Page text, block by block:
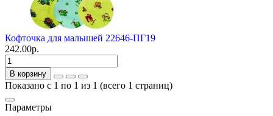
Кофточка для малышей 22646-ПГ19
242.00р.
В корзину
Показано с 1 по 1 из 1 (всего 1 страниц)
Параметры